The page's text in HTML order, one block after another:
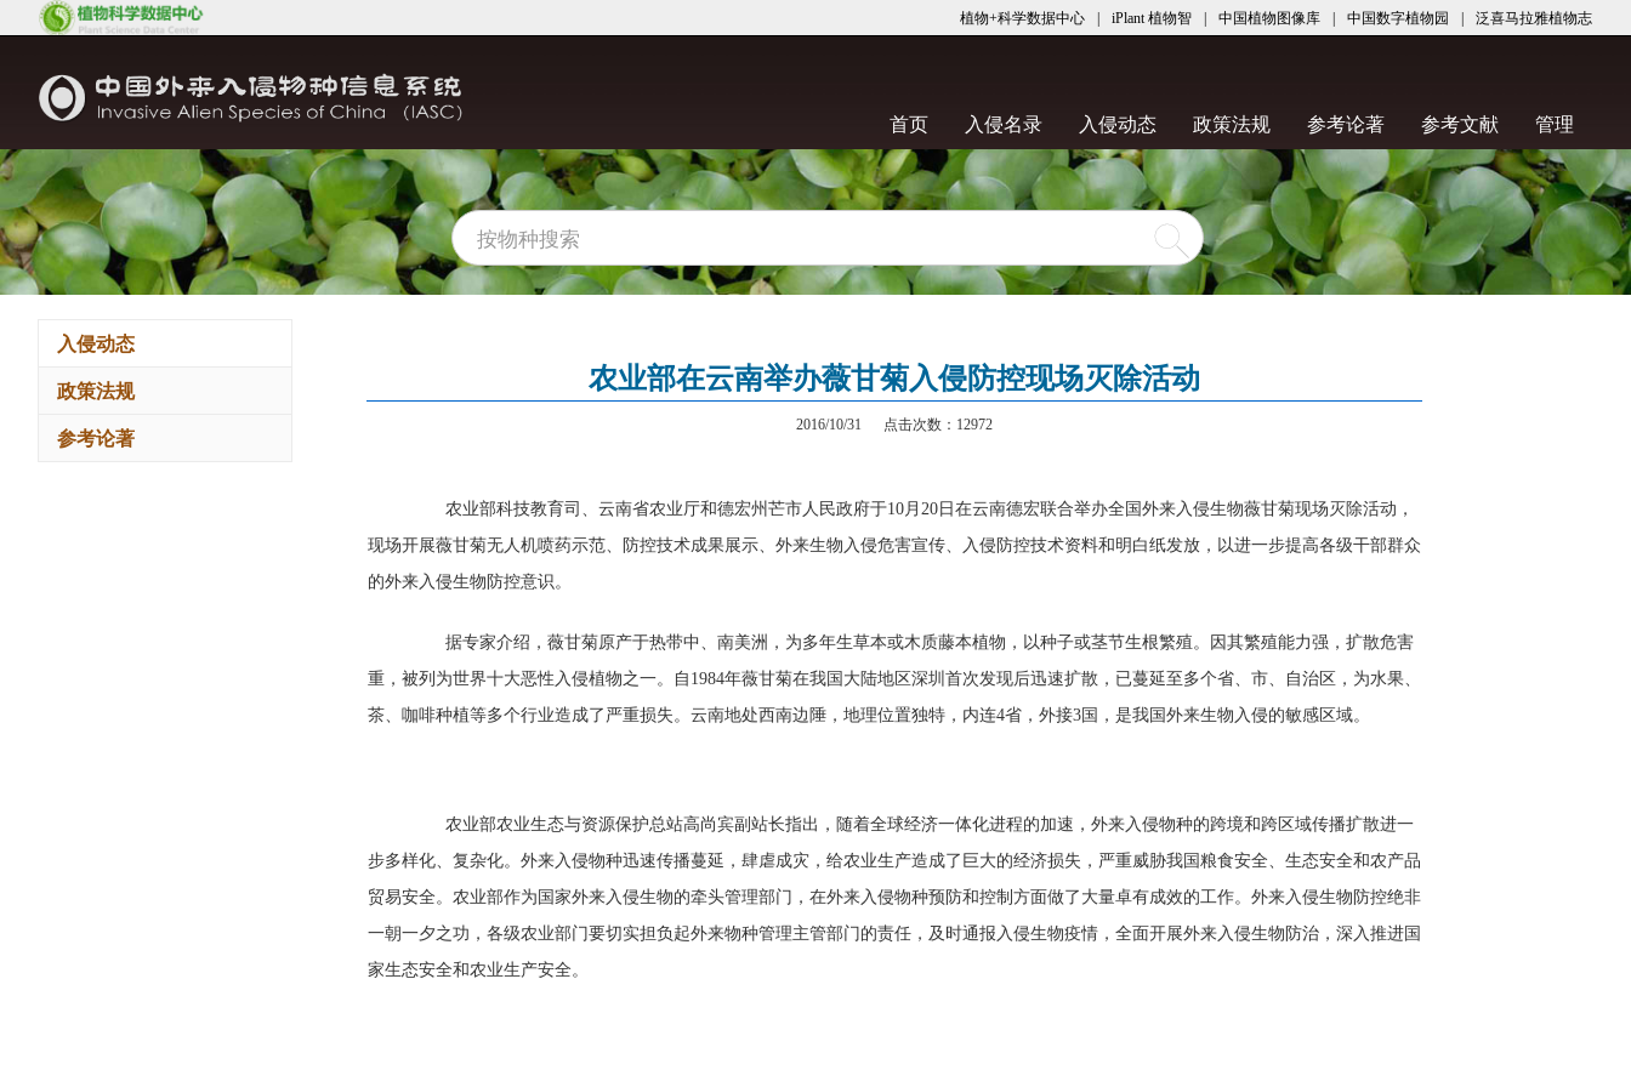
植物+科学数据中心 iPlant 植物智 中国植物图像库 中国数字植物园 泛喜马拉雅植物志
首页(current)入侵名录(current)入侵动态(current)政策法规 (current)参考论著(current)参考文献(current)
管理
入侵动态
政策法规
参考论著
农业部在云南举办薇甘菊入侵防控现场灭除活动
2016/10/31 点击次数：12972
农业部科技教育司、云南省农业厅和德宏州芒市人民政府于10月20日在云南德宏联合举办全国外来入侵生物薇甘菊现场灭除活动，
现场开展薇甘菊无人机喷药示范、防控技术成果展示、外来生物入侵危害宣传、入侵防控技术资料和明白纸发放，以进一步提高各级干部群众
的外来入侵生物防控意识。
据专家介绍，薇甘菊原产于热带中、南美洲，为多年生草本或木质藤本植物，以种子或茎节生根繁殖。因其繁殖能力强，扩散危害
重，被列为世界十大恶性入侵植物之一。自1984年薇甘菊在我国大陆地区深圳首次发现后迅速扩散，已蔓延至多个省、市、自治区，为水果、
茶、咖啡种植等多个行业造成了严重损失。云南地处西南边陲，地理位置独特，内连4省，外接3国，是我国外来生物入侵的敏感区域。
农业部农业生态与资源保护总站高尚宾副站长指出，随着全球经济一体化进程的加速，外来入侵物种的跨境和跨区域传播扩散进一
步多样化、复杂化。外来入侵物种迅速传播蔓延，肆虐成灾，给农业生产造成了巨大的经济损失，严重威胁我国粮食安全、生态安全和农产品
贸易安全。农业部作为国家外来入侵生物的牵头管理部门，在外来入侵物种预防和控制方面做了大量卓有成效的工作。外来入侵生物防控绝非
一朝一夕之功，各级农业部门要切实担负起外来物种管理主管部门的责任，及时通报入侵生物疫情，全面开展外来入侵生物防治，深入推进国
家生态安全和农业生产安全。